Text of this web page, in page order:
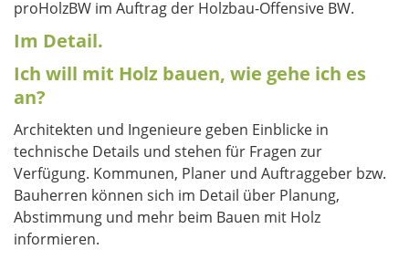
proHolzBW im Auftrag der Holzbau-Offensive BW.
Im Detail.
Ich will mit Holz bauen, wie gehe ich es
an?
Architekten und Ingenieure geben Einblicke in
technische Details und stehen für Fragen zur
Verfügung. Kommunen, Planer und Auftraggeber bzw.
Bauherren können sich im Detail über Planung,
Abstimmung und mehr beim Bauen mit Holz
informieren.